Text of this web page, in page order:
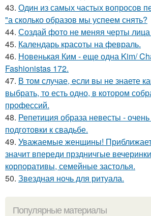
43. Один из самых частых вопросов
"а сколько образов мы успеем снять?
44. Создай фото не меняя черты лица
45. Календарь красоты на февраль.
46. Новенькая Ким - еще одна Kim/
Fashionistas 172.
47. В том случае, если вы не знаете
выбрать, то есть одно, в котором
профессий.
48. Репетиция образа невесты -
подготовки к свадьбе.
49. Уважаемые женщины!
значит впереди прздничгые
корпоративы, семейные застолья.
50. Звездная ночь для ритуала.
Популярные материалы